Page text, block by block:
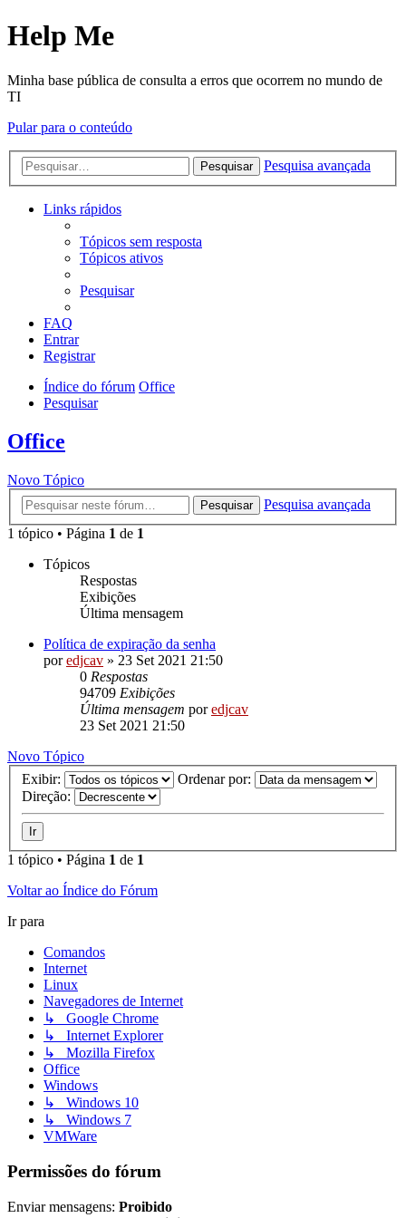
Help Me
Minha base pública de consulta a erros que ocorrem no mundo de
TI
Pular para o conteúdo
Pesquisar Pesquisa avançada
Links rápidos
Tópicos sem resposta
Tópicos ativos
Pesquisar
FAQ
Entrar
Registrar
Índice do fórum Office
Pesquisar
Office
Novo Tópico
Pesquisar
Pesquisa avançada
1 tópico • Página 1 de 1
Tópicos
Respostas
Exibições
Última mensagem
Política de expiração da senha
poredjcav » 23 Set 2021 21:50
0 Respostas
94709 Exibições
Última mensagem poredjcav
23 Set 2021 21:50
Novo Tópico
Exibir:
Ordenar por:
Direção:
1 tópico • Página 1 de 1
Voltar ao Índice do Fórum
Ir para
Comandos
Internet
Linux
Navegadores de Internet
↳ Google Chrome
↳ Internet Explorer
↳ Mozilla Firefox
Office
Windows
↳ Windows 10
↳ Windows 7
VMWare
Permissões do fórum
Enviar mensagens: Proibido